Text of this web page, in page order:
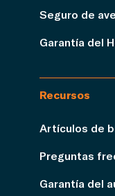
Seguro de
Garantía del
Recursos
Artículos de
Preguntas
Garantía del